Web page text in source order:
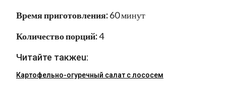
Время приготовления:60 минут
Количество порций:4
Читайте такжеu:
Картофельно-огуречный салат с лососем